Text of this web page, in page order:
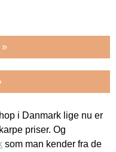
»
i Danmark lige nu er
priser. Og
som man kender fra de